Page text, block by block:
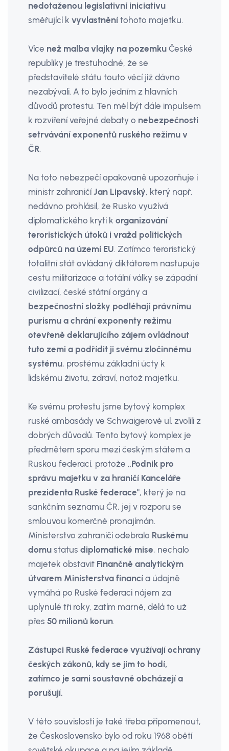
nedotaženou legislativní iniciativu
směřující k vyvlastnění tohoto majetku.
Více než malba vlajky na pozemku České
republiky je trestuhodné, že se
představitelé státu touto věcí již dávno
nezabývali. A to bylo jedním z hlavních
důvodů protestu. Ten měl být dále im­pulsem
k rozvíření veřejné debaty o nebezpečnosti
setrvávání exponentů ruského režimu v
ČR.
Na toto nebezpečí opakovaně upozorňuje i
ministr zahraničíJan Lipavský, který např.
nedávno prohlásil, že Rusko využívá
diplomatického kryti k organizování
teroristických útoků i vražd politických
odpůrců na území EU. Zatímco teroristický
totalitní stát ovládaný diktátorem nastupuje
cestu militarizace a totální války se západní
civilizací, české státní orgány a
bezpečnostní složky podléhají právnímu
purismu a chrání exponenty režimu
otevře­ně deklarujícího zájem ovládnout
tuto zemi a podřídit ji svému zločinnému
systému, prostému základní úcty k
lidskému životu, zdraví, natož majetku.
Ke svému protestu jsme bytový kom­plex
ruské ambasády ve Schwaigerově ul. zvolili z
dobrých důvodů. Tento by­tový komplex je
předmětem sporu mezi českým státem a
Ruskou federací, protože „Podnik pro
správu majetku v za­ hraničí Kanceláře
prezidenta Ruské federace", který je na
sankčním seznamu ČR, jej v rozporu se
smlouvou komerčně pronajímán.
Ministerstvo zahraničí odebralo Ruskému
domu status di­plomatické mise, nechalo
majetek obstavit Finančně analytickým
útvarem Ministerstva financí a údajně
vymáhá po Ruské federaci nájem za
uplynulé tři roky, zatím marně, dělá to už
přes 50 milionů korun.
Zástupci Ruské federace využívají ochrany
českých zákonů, kdy se jim to hodí,
zatímco je sami soustavně obcházejí a
porušují.
V této souvislosti je také třeba připomenout,
že Československo bylo od roku 1968 obětí